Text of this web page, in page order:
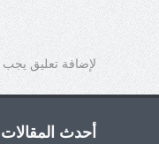
لإضافة تعليق
أحدث المقالات